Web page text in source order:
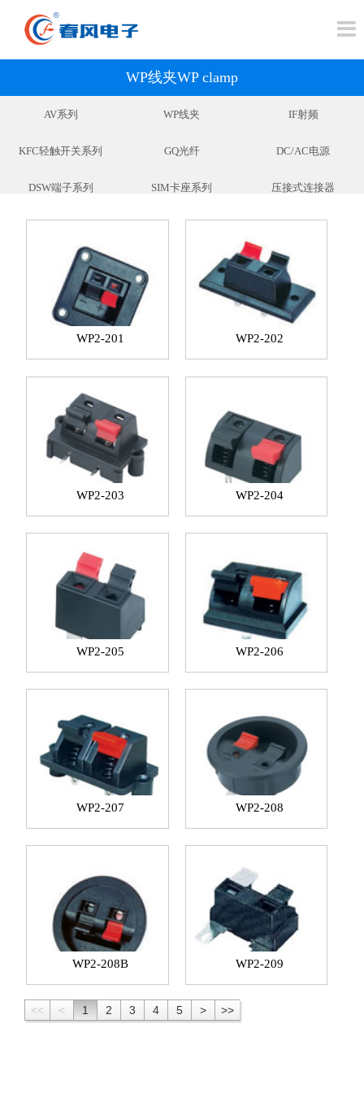
WP线夹WP clamp
AV系列 WP线夹 IF射频
KFC轻触开关系列 GQ光纤 DC/AC电源
DSW端子系列 SIM卡座系列 压接式连接器
FFC/FPC扁平电缆连接器 6.35插口系列 2.5/3.5插口系列
DIN插座系列 BY摇臂开关系列 PR门锁开关系列
USB插座系列 QC保险丝管座系列 2.5/3.5(SMT)插口系列
VGA插座系列 复位开关系列
KFT 微动开关系列
PCB插口系列 LSA机芯叶片开关系列 XCK船形开关系列
KDC电源开关系列 KAN直键开关系列 PRC电源插座系列
汽车配件系列 PSZ接线柱系列
WP2-201 WP2-202
WP2-203 WP2-204
WP2-205 WP2-206
WP2-207 WP2-208
WP2-208B WP2-209
<< < 1 2 3 4 5 > >>